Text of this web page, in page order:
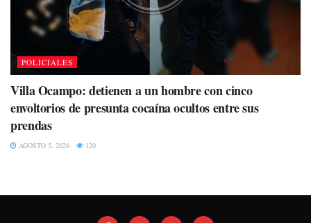
POLICIALES
Villa Ocampo: detienen a un hombre con cinco
envoltorios de presunta cocaína ocultos entre sus
prendas
AGOSTO 5, 2026 120